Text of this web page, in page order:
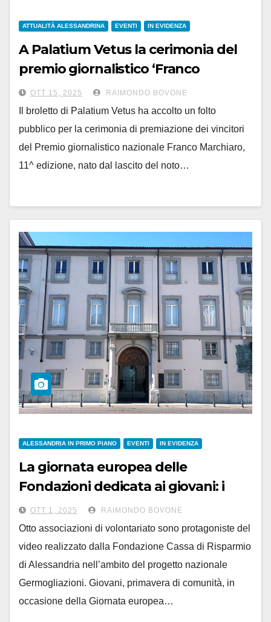
ATTUALITÀ ALESSANDRINA EVENTI IN EVIDENZA
A Palatium Vetus la cerimonia del
premio giornalistico ‘Franco
Marchiaro’
OTT 15, 2025 RAIMONDO BOVONE
Il broletto di Palatium Vetus ha accolto un folto
pubblico per la cerimonia di premiazione dei vincitori
del Premio giornalistico nazionale Franco Marchiaro,
11^ edizione, nato dal lascito del noto…
ALESSANDRIA IN PRIMO PIANO EVENTI IN EVIDENZA
La giornata europea delle
Fondazioni dedicata ai giovani: i
progetti di 8 associazioni
OTT 1, 2025 RAIMONDO BOVONE
Otto associazioni di volontariato sono protagoniste del
video realizzato dalla Fondazione Cassa di Risparmio
di Alessandria nell’ambito del progetto nazionale
Germogliazioni. Giovani, primavera di comunità, in
occasione della Giornata europea…